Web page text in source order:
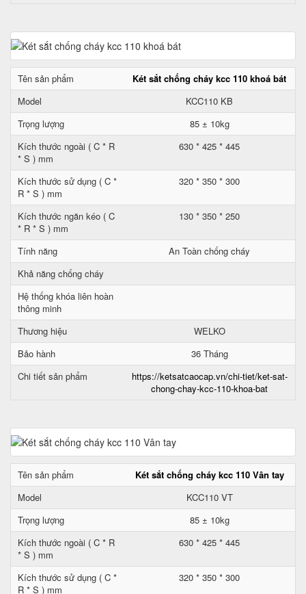
Tên sản phẩm
Két sắt chống cháy kcc 110 khoá bát
Model
KCC110 KB
Trọng lượng
85 ± 10kg
Kích thước ngoài ( C * R
* S ) mm
630 * 425 * 445
Kích thước sử dụng ( C *
R * S ) mm
320 * 350 * 300
Kích thước ngăn kéo ( C
* R * S ) mm
130 * 350 * 250
Tính năng
An Toàn chống cháy
Khả năng chống cháy
Hệ thống khóa liên hoàn
thông minh
Thương hiệu
WELKO
Bảo hành
36 Tháng
Chi tiết sản phẩm
https://ketsatcaocap.vn/chi-tiet/ket-sat-
chong-chay-kcc-110-khoa-bat
Tên sản phẩm
Két sắt chống cháy kcc 110 Vân tay
Model
KCC110 VT
Trọng lượng
85 ± 10kg
Kích thước ngoài ( C * R
* S ) mm
630 * 425 * 445
Kích thước sử dụng ( C *
R * S ) mm
320 * 350 * 300